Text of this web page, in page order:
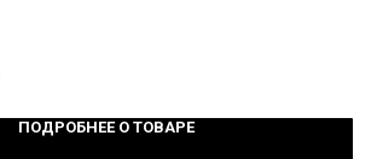
ПОДРОБНЕЕ О ТОВАРЕ